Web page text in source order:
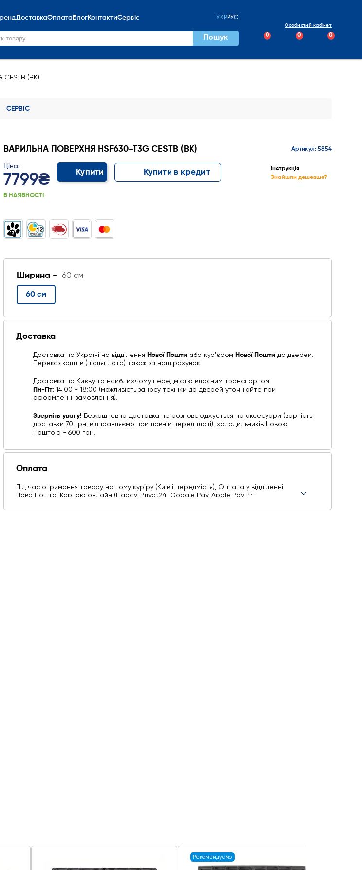
ДоставкаОплата БлогКонтактиСервіс УКРРУС
Пошук
Особистий кабінет
0 0 0
(BK)
СЕРВІС
ВАРИЛЬНА ПОВЕРХНЯ HSF630-T3G CESTB (BK) Артикул: 5854
Ціна:
7799₴
В НАЯВНОСТІ
Купити Купити в кредит
Інструкція
Знайшли дешевше?
Ширина - 60 см
60 см
Доставка
Доставка по Україні на відділення Нової Поштиабо курʼєром Нової Поштидо дверей.
Переказ коштів (післяплата) також за наш рахунок!
Доставка по Києву та найближчому передмістю власним транспортом.
Пн-Пт: 14:00 - 18:00 (можливість заносу техніки до дверей уточнюйте при
оформленні замовлення).
Зверніть увагу! Безкоштовна доставка не розповсюджується на аксесуари (вартість
доставки 70 грн, відправляємо при повній передплаті), холодильників Новою
Поштою - 600 грн.
Оплата
Під час отримання товару нашому курʼру (Київ і передмістя), Оплата у відділенні
Нова Пошта, Картою онлайн (Liqpay, Privat24, Google Pay, Apple Pay, Mastercard,
Ще додаткові способи оплати
Рекомендуємо